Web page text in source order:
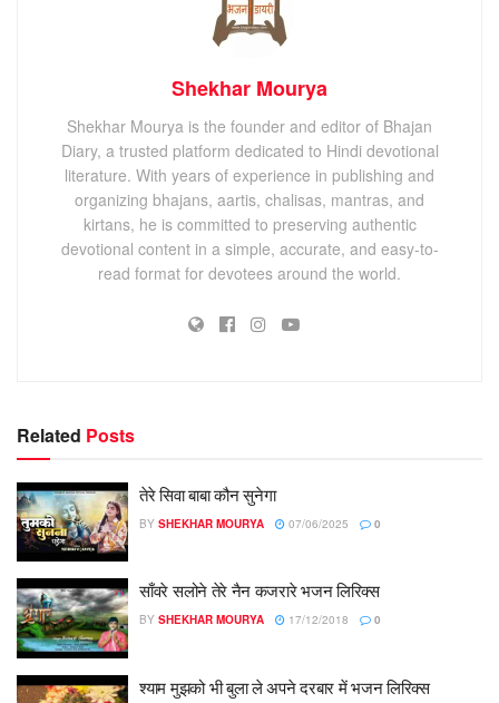
Shekhar Mourya
Shekhar Mourya is the founder and editor of Bhajan
Diary, a trusted platform dedicated to Hindi devotional
literature. With years of experience in publishing and
organizing bhajans, aartis, chalisas, mantras, and
kirtans, he is committed to preserving authentic
devotional content in a simple, accurate, and easy-to-
read format for devotees around the world.
Related Posts
तेरे सिवा बाबा कौन सुनेगा
BY SHEKHAR MOURYA 07/06/2025 0
साँवरे सलोने तेरे नैन कजरारे भजन लिरिक्स
BY SHEKHAR MOURYA 17/12/2018 0
श्याम मुझको भी बुला ले अपने दरबार में भजन लिरिक्स